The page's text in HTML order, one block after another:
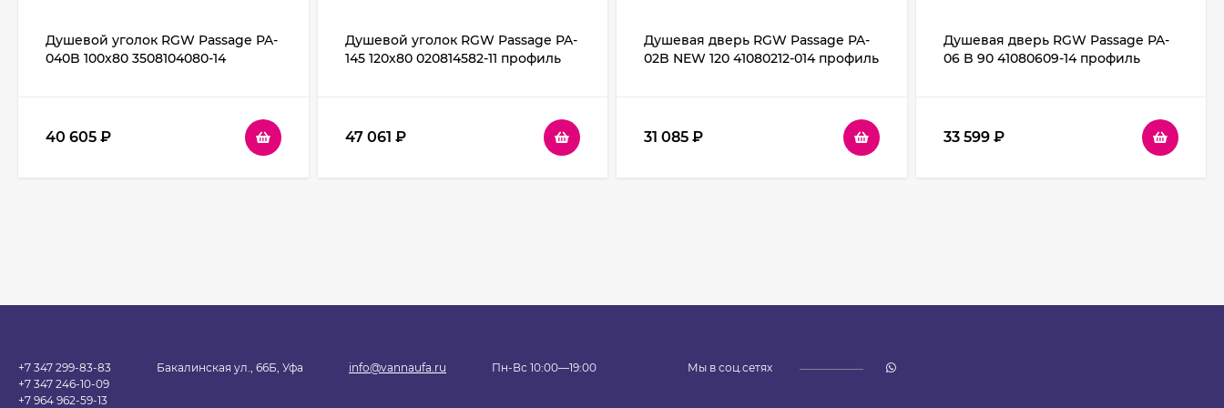
Душевой уголок RGW Passage PA-
040B 100x80 3508104080-14
40 605 ₽
Душевой уголок RGW Passage PA-
145 120х80 020814582-11 профиль
47 061 ₽
Душевая дверь RGW Passage PA-
02B NEW 120 41080212-014 профиль
31 085 ₽
Душевая дверь RGW Passage PA-
06 B 90 41080609-14 профиль
33 599 ₽
+7 347 299-83-83
+7 347 246-10-09
+7 964 962-59-13
Бакалинская ул., 66Б, Уфа info@vannaufa.ru Пн-Вс 10:00—19:00 Мы в соц.сетях